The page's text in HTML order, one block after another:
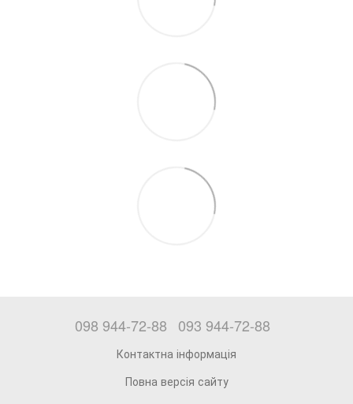
098 944-72-88 093 944-72-88
Контактна інформація
Повна версія сайту